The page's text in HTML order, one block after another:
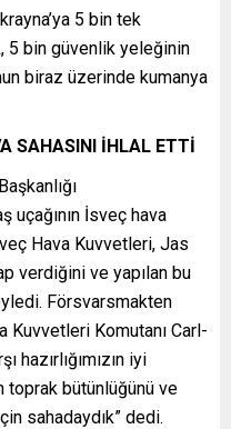
5 bin tek
5 bin güvenlik yeleğinin
biraz üzerinde kumanya
SAHASINI İHLAL ETTİ
uçağının İsveç hava
Hava Kuvvetleri, Jas
verdiğini ve yapılan bu
Försvarsmakten
Komutanı Carl-
hazırlığımızın iyi
toprak bütünlüğünü ve
sahadaydık” dedi.